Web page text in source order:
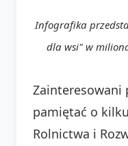
Infografika
dla wsi" w
Zainteresowani
pamiętać o
Rolnictwa i